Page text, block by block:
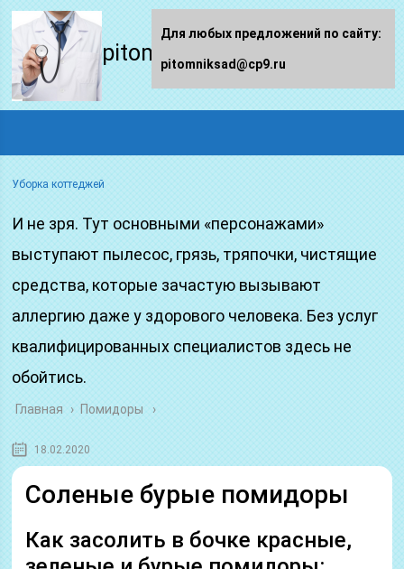
pitomniksad.ru
Уборка коттеджей
И не зря. Тут основными «персонажами»
выступают пылесос, грязь, тряпочки, чистящие
средства, которые зачастую вызывают
аллергию даже у здорового человека. Без услуг
квалифицированных специалистов здесь не
обойтись.
Главная › Помидоры
18.02.2020
Соленые бурые помидоры
Как засолить в бочке красные,
Для любых предложений по сайту:
pitomniksad@cp9.ru